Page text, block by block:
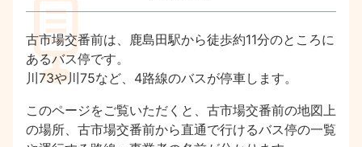
古市場交番前は、鹿島田駅から徒歩約11分のところに
あるバス停です。
川73や川75など、4路線のバスが停車します。
このページをご覧いただくと、古市場交番前の地図上
の場所、古市場交番前から直通で行けるバス停の一覧